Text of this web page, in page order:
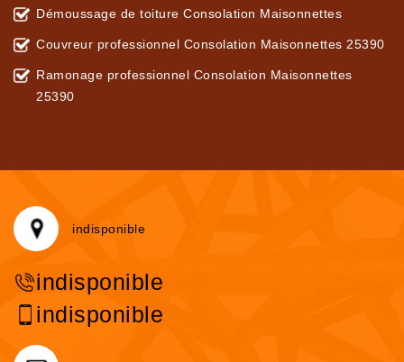
Démoussage de toiture Consolation Maisonnettes
Couvreur professionnel Consolation Maisonnettes 25390
Ramonage professionnel Consolation Maisonnettes
25390
indisponible
indisponible
indisponible